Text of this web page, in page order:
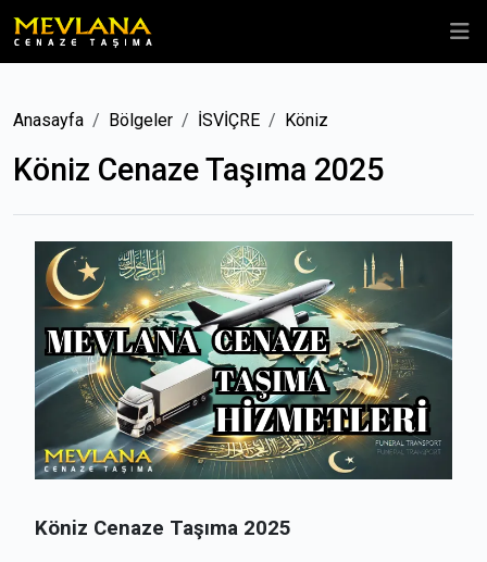
Anasayfa Bölgeler İSVİÇRE Köniz
Köniz Cenaze Taşıma 2025
Köniz Cenaze Taşıma 2025